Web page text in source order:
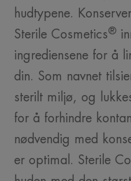
hudtypene.
Sterile Cosmetics®
ingrediensene for å
din. Som navnet
sterilt miljø, og
for å forhindre
nødvendig med
er optimal. Sterile